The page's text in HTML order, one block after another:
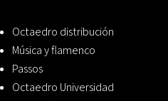
Octaedro distribución
Música y flamenco
Passos
Octaedro Universidad